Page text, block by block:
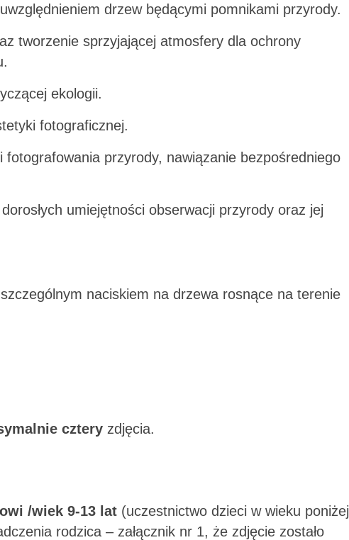
drzew będącymi pomnikami przyrody.
tworzenie sprzyjającej atmosfery dla ochrony
ekologii.
fotograficznej.
fotografowania przyrody, nawiązanie bezpośredniego
umiejętności obserwacji przyrody oraz jej
naciskiem na drzewa rosnące na terenie
cztery zdjęcia.
/wiek 9-13 lat (uczestnictwo dzieci w wieku poniżej
rodzica – załącznik nr 1, że zdjęcie zostało